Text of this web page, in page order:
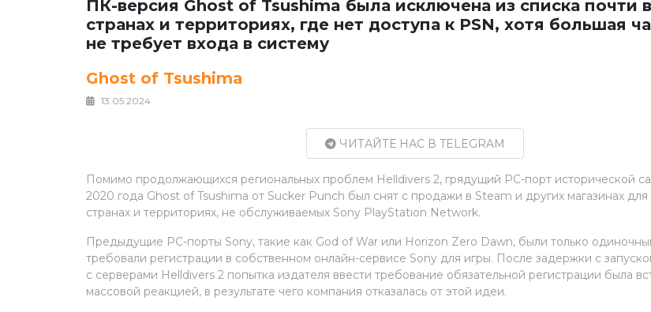
ПК-версия Ghost of Tsushima была исключена из списка почти
странах и территориях, где нет доступа к PSN, хотя большая
не требует входа в систему
Ghost of Tsushima
13.05.2024
ЧИТАЙТЕ НАС В TELEGRAM
Помимо продолжающихся региональных проблем Helldivers 2, грядущий PC-порт исторической
2020 года Ghost of Tsushima от Sucker Punch был снят с продажи в Steam и других магазинах
странах и территориях, не обслуживаемых Sony PlayStation Network.
Предыдущие PC-порты Sony, такие как God of War или Horizon Zero Dawn, были только
требовали регистрации в собственном онлайн-сервисе Sony для игры. После задержки с
с серверами Helldivers 2 попытка издателя ввести требование обязательной регистрации была
массовой реакцией, в результате чего компания отказалась от этой идеи.